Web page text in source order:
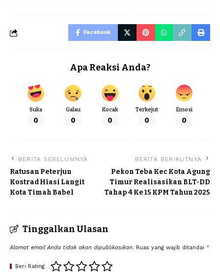
Facebook
Apa Reaksi Anda?
Suka
0
Galau
0
Kocak
0
Terkejut
0
Emosi
0
BERITA SEBELUMNYA
Ratusan Peterjun
Kostrad Hiasi Langit
Kota Timah Babel
BERITA BERIKUTNYA
Pekon Teba Kec Kota Agung
Timur Realisasikan BLT-DD
Tahap 4 Ke 15 KPM Tahun 2025
Tinggalkan Ulasan
Alamat email Anda tidak akan dipublikasikan. Ruas yang wajib ditandai *
Beri Rating